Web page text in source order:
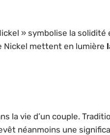
» symbolise la
Nickel mettent en lumière
la vie d’un couple.
néanmoins une